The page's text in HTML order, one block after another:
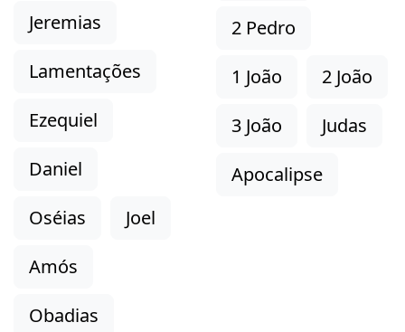
Jeremias
Lamentações
Ezequiel
Daniel
Oséias
Joel
Amós
Obadias
2 Pedro
1 João
2 João
3 João
Judas
Apocalipse